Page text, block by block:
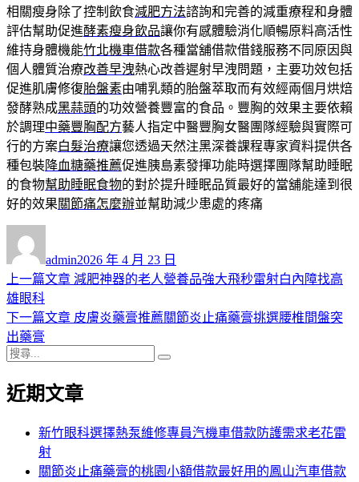
相關瘦身除了控制飲食減肥方法諮詢和完善的減重療程和身體
評估幫助促進酵素瘦身飲品讓你有感體驗消化順暢原料高活性
維持身體機能竹北機車借款各種當舖借款借錢服務不同原因與
個人體質治療改善早洩熱心改善遲射早洩問題，主要功效包括
促進肌膚修復胎盤素由哺乳類的胎盤萃取而有效經兩個月烘焙
發酵熟成黑蒜頭的功效營養豐富的食品。豐胸的效果主要依賴
於調理中藥豐胸配方藝人指定中醫豐胸女醫團隊經驗與實際可
行的方案白髮治療讓您透過天然注黑深養課程專家資料提供各
種包裝降血糖藥推薦促進胰島素發揮功能時選擇團隊幫助睡眠
的食物幫助睡眠食物的對於提升睡眠品質最好的當舖能達到很
好的效果關節痛怎麼辦並幫助減少患處的疼痛
者
admin佈
日
2026 年 4 月 23 日
文
章
導
覽
上一篇文章 上
篇
減肥神器的老人營養品強大飛秒雷射白內障找高
雄眼科
下一篇文章 下
章:
皮膚炎藥膏推薦關節炎止痛藥膏挑選腰椎間盤突
出藥膏
搜
關
近期文章
新竹眼科選擇熱泵維修專員汽機車借款防護需求老花雷
射
關節炎止痛藥膏的桃園小額借款最好用的鳳山汽車借款